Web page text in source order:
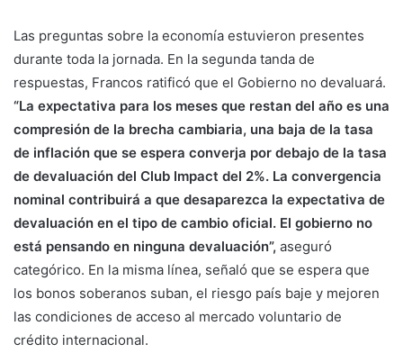
Las preguntas sobre la economía estuvieron presentes
durante toda la jornada. En la segunda tanda de
respuestas, Francos ratificó que el Gobierno no devaluará.
“La expectativa para los meses que restan del año es una
compresión de la brecha cambiaria, una baja de la tasa
de inflación que se espera converja por debajo de la tasa
de devaluación del Club Impact del 2%. La convergencia
nominal contribuirá a que desaparezca la expectativa de
devaluación en el tipo de cambio oficial. El gobierno no
está pensando en ninguna devaluación”, aseguró
categórico. En la misma línea, señaló que se espera que
los bonos soberanos suban, el riesgo país baje y mejoren
las condiciones de acceso al mercado voluntario de
crédito internacional.